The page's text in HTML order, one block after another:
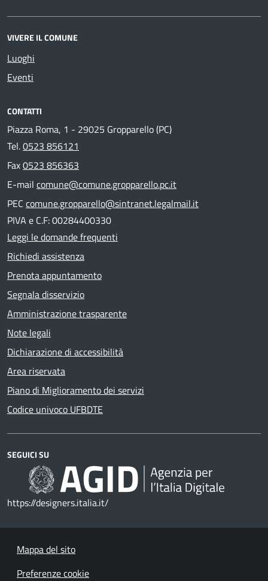
VIVERE IL COMUNE
Luoghi
Eventi
CONTATTI
Piazza Roma, 1 - 29025 Gropparello (PC)
Tel.0523 856121
Fax0523 856363
E-mail comune@comune.gropparello.pc.it
PEC comune.gropparello@sintranet.legalmail.it
PIVA e C.F: 00284400330
Leggi le domande frequenti
Richiedi assistenza
Prenota appuntamento
Segnala disservizio
Amministrazione trasparente
Note legali
Dichiarazione di accessibilità
Area riservata
Piano di Miglioramento dei servizi
Codice univoco UFBDTE
SEGUICI SU
https://designers.italia.it/
Mappa del sito
Preferenze cookie